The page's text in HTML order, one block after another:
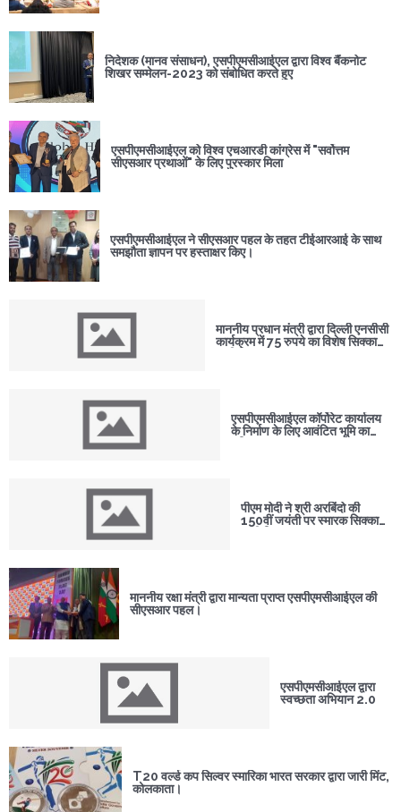
निदेशक (मानव संसाधन), एसपीएमसीआईएल द्वारा विश्व बैंकनोट
शिखर सम्मेलन-2023 को संबोधित करते हुए
एसपीएमसीआईएल को विश्व एचआरडी कांग्रेस में "सर्वोत्तम
सीएसआर प्रथाओं" के लिए पुरस्कार मिला
एसपीएमसीआईएल ने सीएसआर पहल के तहत टीईआरआई के साथ
समझौता ज्ञापन पर हस्ताक्षर किए।
माननीय प्रधान मंत्री द्वारा दिल्ली एनसीसी
कार्यक्रम में 75 रुपये का विशेष सिक्का
एसपीएमसीआईएल कॉर्पोरेट कार्यालय
के निर्माण के लिए आवंटित भूमि का
पीएम मोदी ने श्री अरबिंदो की
150वीं जयंती पर स्मारक सिक्का
माननीय रक्षा मंत्री द्वारा मान्यता प्राप्त एसपीएमसीआईएल की
सीएसआर पहल।
एसपीएमसीआईएल द्वारा
स्वच्छता अभियान 2.0
T20 वर्ल्ड कप सिल्वर स्मारिका भारत सरकार द्वारा जारी मिंट,
कोलकाता।